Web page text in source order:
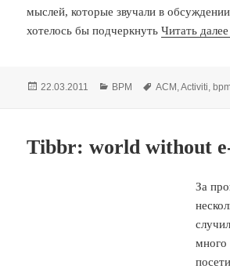
мыслей, которые звучали в
хотелось бы подчеркнутьЧитать далее
Опубликовано
22.03.2011 Рубрики
BPM Метки
ACM ,Activiti,
Tibbr: world without
За